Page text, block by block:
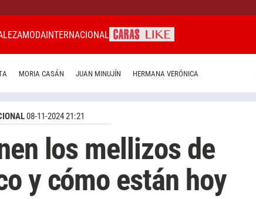
MODAINTERNACIONAL
MORIA CASÁN JUAN MINUJÍN HERMANA VERÓNICA
08-11-2024 21:21
los mellizos de
y cómo están hoy